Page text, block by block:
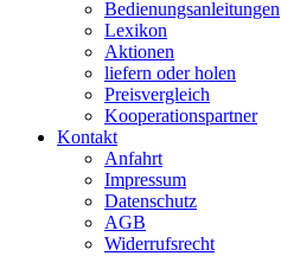
Bedienungsanleitungen
Lexikon
Aktionen
liefern oder holen
Preisvergleich
Kooperationspartner
Kontakt
Anfahrt
Impressum
Datenschutz
AGB
Widerrufsrecht